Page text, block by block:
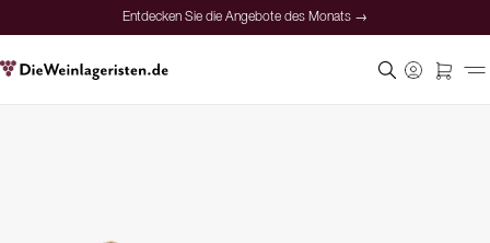
Entdecken Sie die Angebote des Monats →